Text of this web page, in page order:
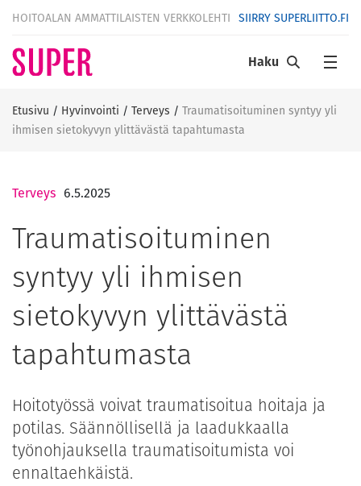
HOITOALAN AMMATTILAISTEN VERKKOLEHTI SIIRRY SUPERLIITTO.FI
Haku
Etusivu / Hyvinvointi / Terveys / Traumatisoituminen syntyy yli
ihmisen sietokyvyn ylittävästä tapahtumasta
Terveys 6.5.2025
Traumatisoituminen
syntyy yli ihmisen
sietokyvyn ylittävästä
tapahtumasta
Hoitotyössä voivat traumatisoitua hoitaja ja
potilas. Säännöllisellä ja laadukkaalla
työnohjauksella traumatisoitumista voi
ennaltaehkäistä.